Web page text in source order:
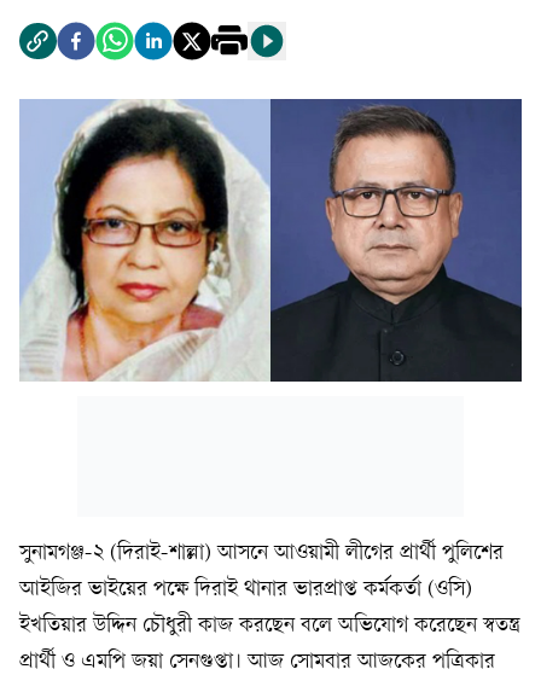
সুনামগঞ্জ-২ (দিরাই-শাল্লা) আসনে আওয়ামী লীগের প্রার্থী পুলিশের
আইজির ভাইয়ের পক্ষে দিরাই থানার ভারপ্রাপ্ত কর্মকর্তা (ওসি)
ইখতিয়ার উদ্দিন চৌধুরী কাজ করছেন বলে অভিযোগ করেছেন স্বতন্ত্র
প্রার্থী ও এমপি জয়া সেনগুপ্তা। আজ সোমবার আজকের পত্রিকার